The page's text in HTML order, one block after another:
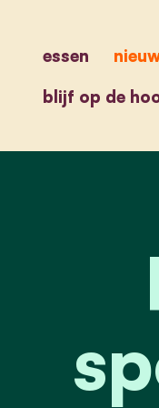
essen
blijf op de